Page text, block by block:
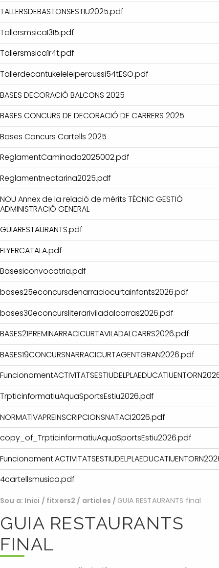
TALLERSDEBASTONSESTIU2025.pdf
TallersmsicaI3I5.pdf
Tallersmsica1r4t.pdf
Tallerdecantukeleleipercussi54tESO.pdf
BASES DECORACIÓ BALCONS 2025
BASES CONCURS DE DECORACIÓ DE CARRERS 2025
Bases Concurs Cartells 2025
ReglamentCaminada2025002.pdf
Reglamentnectarina2025.pdf
NOU Annex de la relació de mèrits TÈCNIC GESTIÓ
ADMINISTRACIÓ GENERAL
GUIARESTAURANTS.pdf
FLYERCATALA.pdf
Basesiconvocatria.pdf
bases25econcursdenarraciocurtainfants2026.pdf
bases30econcursliterariviladalcarras2026.pdf
BASES21PREMINARRACICURTAVILADALCARRS2026.pdf
BASES19CONCURSNARRACICURTAGENTGRAN2026.pdf
TrpticinformatiuAquaSportsEstiu2026.pdf
NORMATIVAPREINSCRIPCIONSNATACI2026.pdf
copy_of_TrpticinformatiuAquaSportsEstiu2026.pdf
4cartellsmusica.pdf
Sou a: Inici / fitxers2 / articles / GUIA RESTAURANTS final
GUIA RESTAURANTS
FINAL